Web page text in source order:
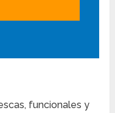
funcionales y